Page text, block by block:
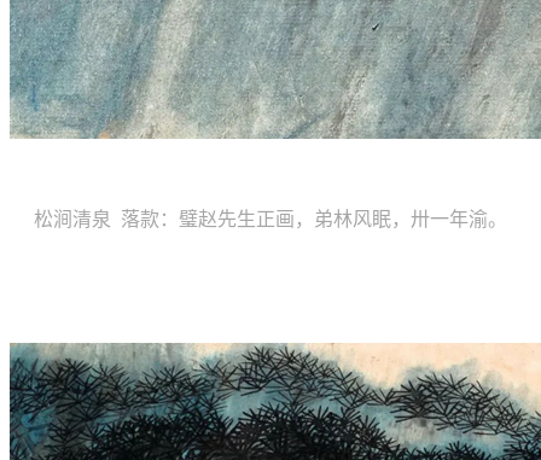
松涧清泉 落款：璧赵先生正画，弟林风眠，卅一年渝。